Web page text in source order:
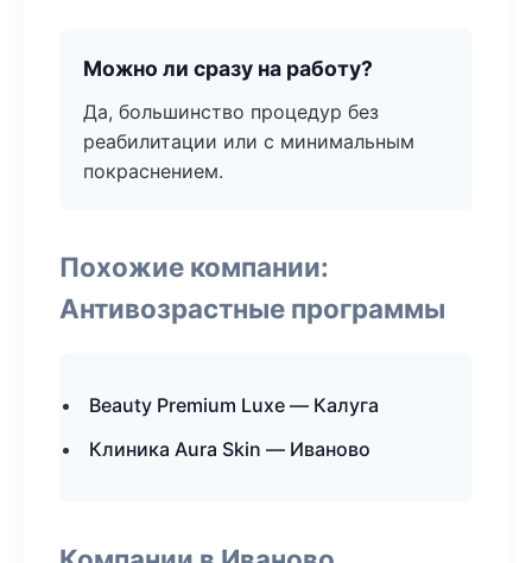
Можно ли сразу на работу?
Да, большинство процедур без
реабилитации или с минимальным
покраснением.
Похожие компании:
Антивозрастные программы
Beauty Premium Luxe — Калуга
Клиника Aura Skin — Иваново